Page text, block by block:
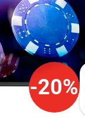
-20%